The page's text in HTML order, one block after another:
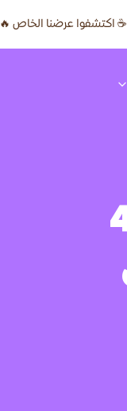
☕ اكتشفوا عرضنا الخاص 🔥
2026| 4